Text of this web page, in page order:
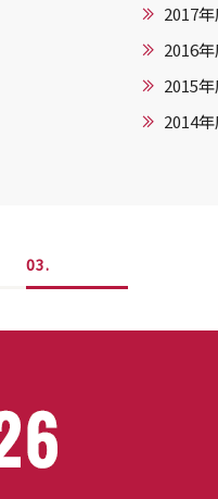
2017
2016
2015
2014
3